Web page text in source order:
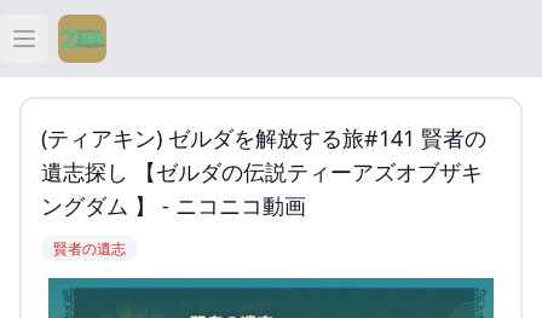
Open main menu
ティアキン
ティアキン 祠
ティアキン 武器
ティアキン 攻略
(ティアキン) ゼルダを解放する旅#141 賢者の
遺志探し 【ゼルダの伝説ティーアズオブザキ
ングダム 】 - ニコニコ動画
賢者の遺志